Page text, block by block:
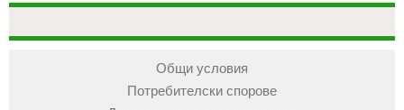
Общи условия
Потребителски спорове